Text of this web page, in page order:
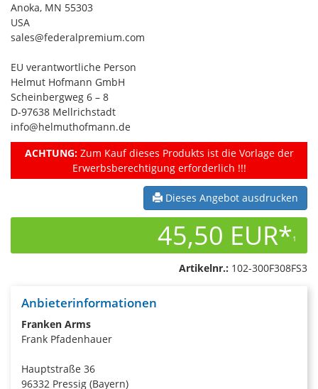
Anoka, MN 55303
USA
sales@federalpremium.com
EU verantwortliche Person
Helmut Hofmann GmbH
Scheinbergweg 6 – 8
D-97638 Mellrichstadt
info@helmuthofmann.de
ACHTUNG:Zum Kauf dieses Produkts ist die Vorlage der
Erwerbsberechtigung erforderlich !!!
Dieses Angebot ausdrucken
45,50 EUR*1
Artikelnr.: 102-300F308FS3
Anbieterinformationen
Franken Arms
Frank Pfadenhauer
Hauptstraße 36
96332 Pressig (Bayern)